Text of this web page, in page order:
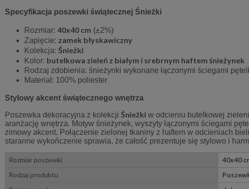
Bieżnik dekoracyjny Flora 70x140 cm
beżowy szeroki z pasem liści
87,30 zł
Poszewka 40x40 cm Havana len
Specyfikacja poszewki świątecznej Śnieżki
Rozmiar: 40x40 cm (±2%)
Zapięcie: zamek błyskawiczny
Kolekcja: Śnieżki
Kolor: butelkowa zieleń z białym i srebrnym haftem śnieżynek
Rodzaj zdobienia: śnieżynki wykonane łączonymi ściegami
Materiał: 100% poliester
Stylowy akcent świątecznego wnętrza
Poszewka dekoracyjna z kolekcji Śnieżki w odcieniu butelkowej
aranżację wnętrza. Motyw śnieżynek, wyszyty łączonymi ściegami
zimowy akcent. Połączenie zielonej tkaniny z haftem w odcieniach
staranne wykończenie sprawia, że całość prezentuje się stylowo i
Rozmiar poszewki
40x40
Rodzaj produktu